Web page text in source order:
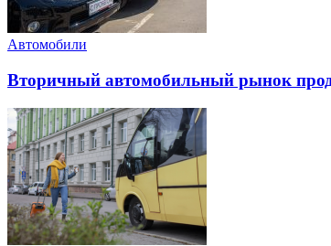
Автомобили
Вторичный автомобильный рынок